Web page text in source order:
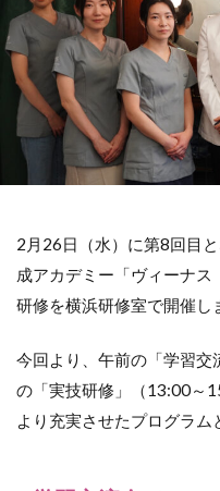
2月26日（水）に第8回目
成アカデミー「ヴィーナ
研修を横浜研修室で開催し
今回より、午前の「学習
の「実技研修」（13:00～
より充実させたプログラム